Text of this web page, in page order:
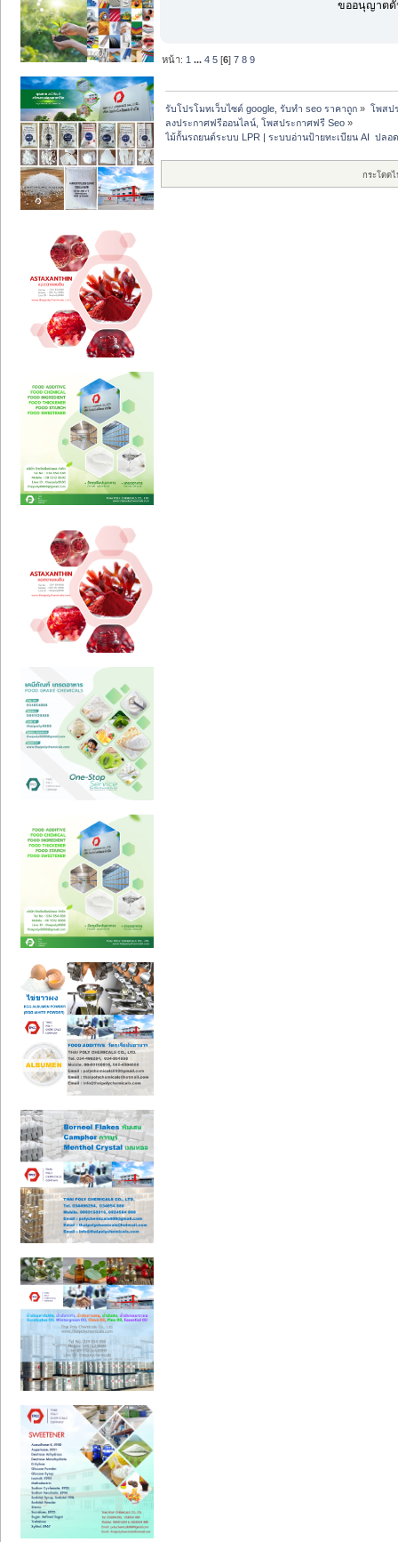
ขออนุญาตดั
หน้า: 1 ...4 5 [6]7 8 9
รับโปรโมทเว็บไซต์ google, รับทำ seo ราคาถูก » โพสป
ลงประกาศฟรีออนไลน์, โพสประกาศฟรี Seo »
ไม้กั้นรถยนต์ระบบ LPR | ระบบอ่านป้ายทะเบียน AI  ปลอ
กระโดด